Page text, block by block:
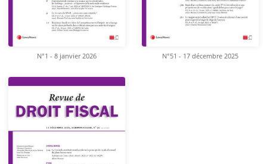
N°1 - 8 janvier 2026 N°51 - 17 décembre 2025